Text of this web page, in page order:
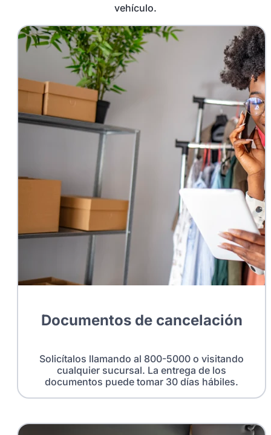
vehículo.
Documentos de cancelación
Solicítalos llamando al 800-5000 o visitando
cualquier sucursal. La entrega de los
documentos puede tomar 30 días hábiles.